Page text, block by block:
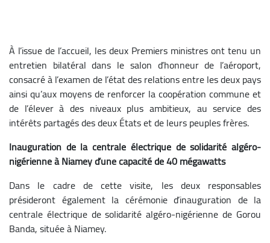
À l’issue de l’accueil, les deux Premiers ministres ont tenu un
entretien bilatéral dans le salon d’honneur de l’aéroport,
consacré à l’examen de l’état des relations entre les deux pays
ainsi qu’aux moyens de renforcer la coopération commune et
de l’élever à des niveaux plus ambitieux, au service des
intérêts partagés des deux États et de leurs peuples frères.
Inauguration de la centrale électrique de solidarité algéro-
nigérienne à Niamey d’une capacité de 40 mégawatts
Dans le cadre de cette visite, les deux responsables
présideront également la cérémonie d’inauguration de la
centrale électrique de solidarité algéro-nigérienne de Gorou
Banda, située à Niamey.